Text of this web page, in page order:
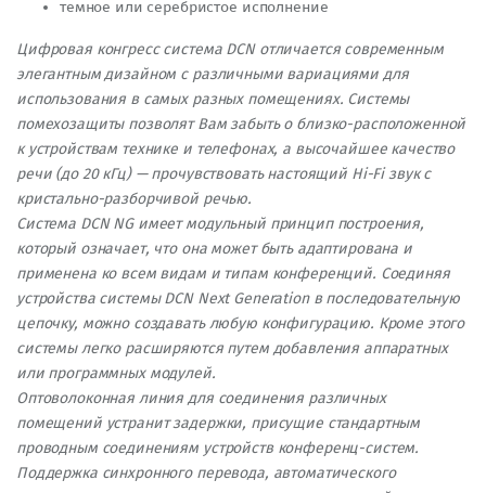
темное или серебристое исполнение
Цифровая конгресс система DCN отличается современным
элегантным дизайном с различными вариациями для
использования в самых разных помещениях. Системы
помехозащиты позволят Вам забыть о близко-расположенной
к устройствам технике и телефонах, а высочайшее качество
речи (до 20 кГц) — прочувствовать настоящий Hi-Fi звук с
кристально-разборчивой речью.
Система DCN NG имеет модульный принцип построения,
который означает, что она может быть адаптирована и
применена ко всем видам и типам конференций. Соединяя
устройства системы DCN Next Generation в последовательную
цепочку, можно создавать любую конфигурацию. Кроме этого
системы легко расширяются путем добавления аппаратных
или программных модулей.
Оптоволоконная линия для соединения различных
помещений устранит задержки, присущие стандартным
проводным соединениям устройств конференц-систем.
Поддержка синхронного перевода, автоматического